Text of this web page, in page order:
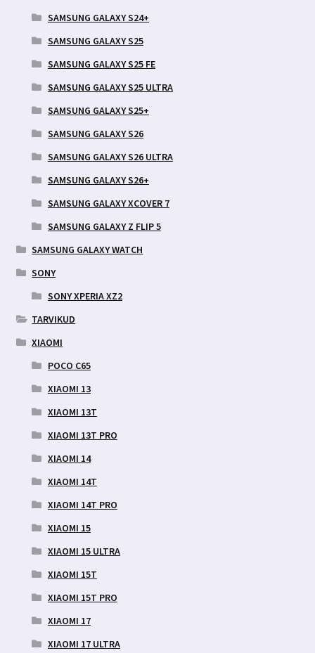
SAMSUNG GALAXY S24+
SAMSUNG GALAXY S25
SAMSUNG GALAXY S25 FE
SAMSUNG GALAXY S25 ULTRA
SAMSUNG GALAXY S25+
SAMSUNG GALAXY S26
SAMSUNG GALAXY S26 ULTRA
SAMSUNG GALAXY S26+
SAMSUNG GALAXY XCOVER 7
SAMSUNG GALAXY Z FLIP 5
SAMSUNG GALAXY WATCH
SONY
SONY XPERIA XZ2
TARVIKUD
XIAOMI
POCO C65
XIAOMI 13
XIAOMI 13T
XIAOMI 13T PRO
XIAOMI 14
XIAOMI 14T
XIAOMI 14T PRO
XIAOMI 15
XIAOMI 15 ULTRA
XIAOMI 15T
XIAOMI 15T PRO
XIAOMI 17
XIAOMI 17 ULTRA